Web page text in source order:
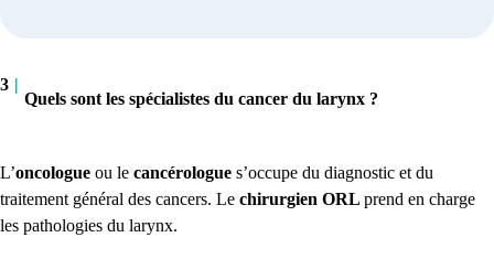
3 |
Quels sont les spécialistes du cancer du larynx ?
L’oncologue ou le cancérologue s’occupe du diagnostic et du
traitement général des cancers. Le chirurgien ORL prend en charge
les pathologies du larynx.